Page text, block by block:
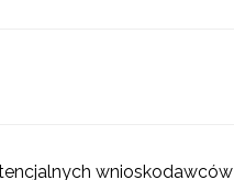
wnioskodawców